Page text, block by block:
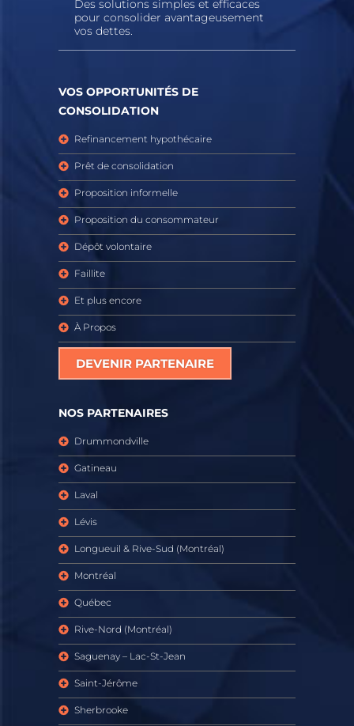
Des solutions simples et efficaces
pour consolider avantageusement
vos dettes.
VOS OPPORTUNITÉS DE
CONSOLIDATION
Refinancement hypothécaire
Prêt de consolidation
Proposition informelle
Proposition du consommateur
Dépôt volontaire
Faillite
Et plus encore
À Propos
DEVENIR PARTENAIRE
NOS PARTENAIRES
Drummondville
Gatineau
Laval
Lévis
Longueuil & Rive-Sud (Montréal)
Montréal
Québec
Rive-Nord (Montréal)
Saguenay – Lac-St-Jean
Saint-Jérôme
Sherbrooke